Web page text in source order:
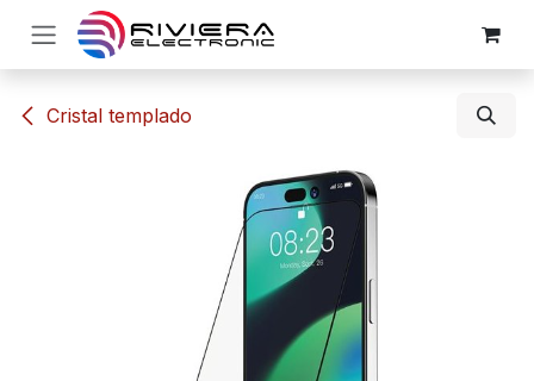
Ir al contenido
​​Cristal templado